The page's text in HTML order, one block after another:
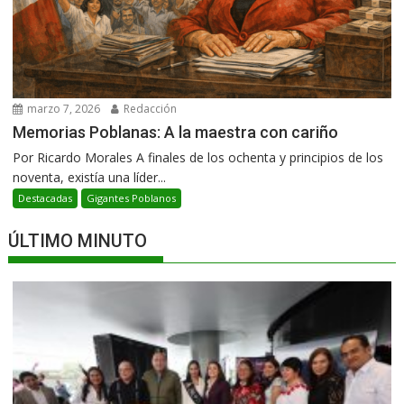
marzo 7, 2026 Redacción
Memorias Poblanas: A la maestra con cariño
Por Ricardo Morales A finales de los ochenta y principios de los
noventa, existía una líder...
Destacadas Gigantes Poblanos
ÚLTIMO MINUTO